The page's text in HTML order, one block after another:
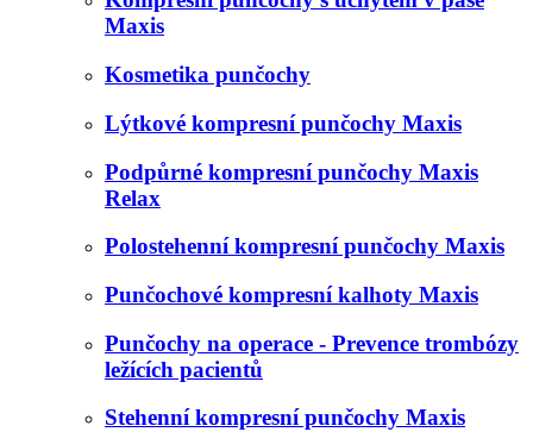
Maxis
Kosmetika punčochy
Lýtkové kompresní punčochy Maxis
Podpůrné kompresní punčochy Maxis
Relax
Polostehenní kompresní punčochy Maxis
Punčochové kompresní kalhoty Maxis
Punčochy na operace - Prevence trombózy
ležících pacientů
Stehenní kompresní punčochy Maxis